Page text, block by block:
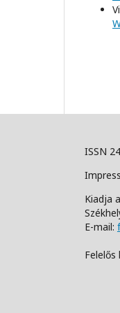
ISSN
Kiadja
E-mail:
Felelős